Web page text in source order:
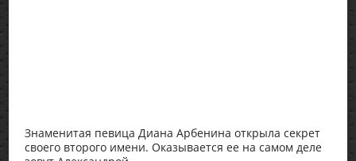
Знаменитая певица Диана Арбенина открыла секрет
своего второго имени. Оказывается ее на самом деле